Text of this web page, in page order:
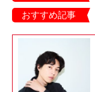
おすすめ記事